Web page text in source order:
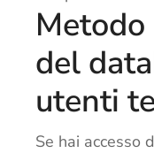
del
utenti
Se hai accesso